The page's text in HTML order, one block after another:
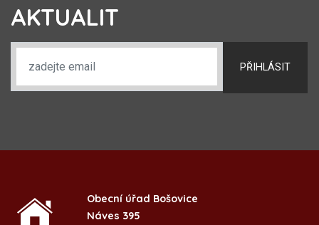
AKTUALIT
PŘIHLÁSIT
Obecní úřad Bošovice
Náves 395